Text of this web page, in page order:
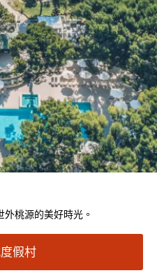
桃源的美好時光。
假村